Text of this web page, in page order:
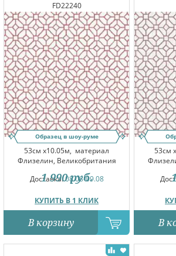
FD22240
Образец в шоу-руме
53см x10.05м, материал
Флизелин, Великобритания
Доставка:08.08-09.08
КУПИТЬ В 1 КЛИК
1 990 руб.
В корзину
53см
В